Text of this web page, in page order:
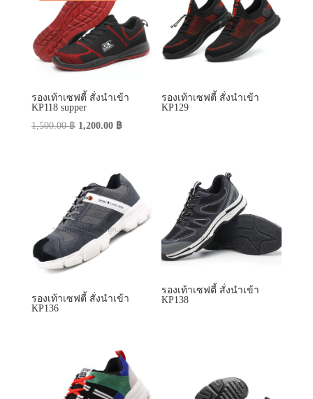
รองเท้าเซฟตี้ สั่งนำเข้า
KP118 supper
1,500.00฿ Original
1,500.00 ฿.
1,200.00 ฿Current
1,200.00 ฿.
รองเท้าเซฟตี้ สั่งนำเข้า
KP129
รองเท้าเซฟตี้ สั่งนำเข้า
KP136
รองเท้าเซฟตี้ สั่งนำเข้า
KP138